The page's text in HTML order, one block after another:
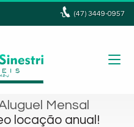
(47)3449-0957
Mensal
locação anual!